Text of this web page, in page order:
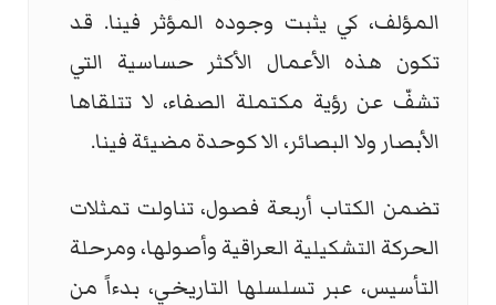
المؤلف، كي يثبت وجوده المؤثر فينا. قد
تكون هذه الأعمال الأكثر حساسية التي
تشفّ عن رؤية مكتملة الصفاء، لا تتلقاها
الأبصار ولا البصائر، الا كوحدة مضيئة فينا.
تضمن الكتاب أربعة فصول، تناولت تمثلات
الحركة التشكيلية العراقية وأصولها، ومرحلة
التأسيس، عبر تسلسلها التاريخي، بدءاً من